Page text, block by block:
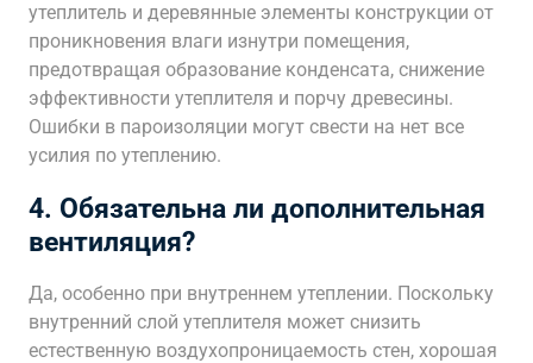
утеплитель и деревянные элементы конструкции от
проникновения влаги изнутри помещения,
предотвращая образование конденсата, снижение
эффективности утеплителя и порчу древесины.
Ошибки в пароизоляции могут свести на нет все
усилия по утеплению.
4. Обязательна ли дополнительная
вентиляция?
Да, особенно при внутреннем утеплении. Поскольку
внутренний слой утеплителя может снизить
естественную воздухопроницаемость стен, хорошая